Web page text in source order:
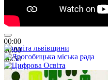
00:00
00:00
00:54